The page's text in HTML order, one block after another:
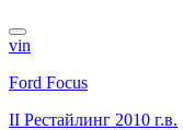
vin
Ford Focus
II Рестайлинг 2010 г.в.